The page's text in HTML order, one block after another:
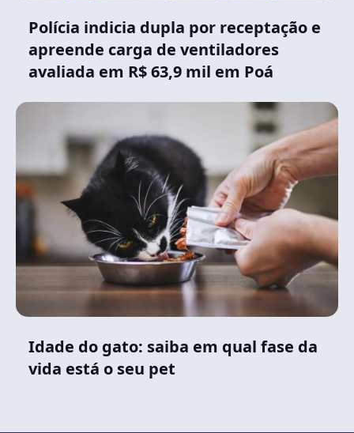
Polícia indicia dupla por receptação e
apreende carga de ventiladores
avaliada em R$ 63,9 mil em Poá
Idade do gato: saiba em qual fase da
vida está o seu pet